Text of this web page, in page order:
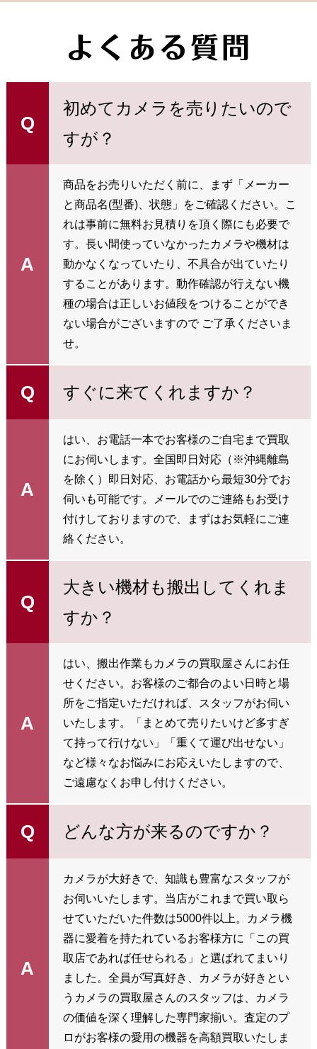
Q
初めてカメラを売りたいので
すが？
A
商品をお売りいただく前に、まず「メーカー
と商品名(型番)、状態」をご確認ください。こ
れは事前に無料お見積りを頂く際にも必要で
す。長い間使っていなかったカメラや機材は
動かなくなっていたり、不具合が出ていたり
することがあります。動作確認が行えない機
種の場合は正しいお値段をつけることができ
ない場合がございますので ご了承くださいま
せ。
Q すぐに来てくれますか？
A
はい、お電話一本でお客様のご自宅まで買取
にお伺いします。全国即日対応（※沖縄離島
を除く）即日対応、お電話から最短30分でお
伺いも可能です。メールでのご連絡もお受け
付けしておりますので、まずはお気軽にご連
絡ください。
Q
大きい機材も搬出してくれま
すか？
A
はい、搬出作業もカメラの買取屋さんにお任
せください。お客様のご都合のよい日時と場
所をご指定いただければ、スタッフがお伺い
いたします。「まとめて売りたいけど多すぎ
て持って行けない」「重くて運び出せない」
など様々なお悩みにお応えいたしますので、
ご遠慮なくお申し付けください。
Q どんな方が来るのですか？
A
カメラが大好きで、知識も豊富なスタッフが
お伺いいたします。当店がこれまで買い取ら
せていただいた件数は5000件以上。カメラ機
器に愛着を持たれているお客様方に「この買
取店であれば任せられる」と選ばれてまいり
ました。全員が写真好き、カメラが好きとい
うカメラの買取屋さんのスタッフは、カメラ
の価値を深く理解した専門家揃い。査定のプ
ロがお客様の愛用の機器を高額買取いたしま